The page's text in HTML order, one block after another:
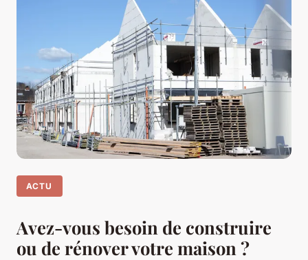
ACTU
Avez-vous besoin de construire
ou de rénover votre maison ?